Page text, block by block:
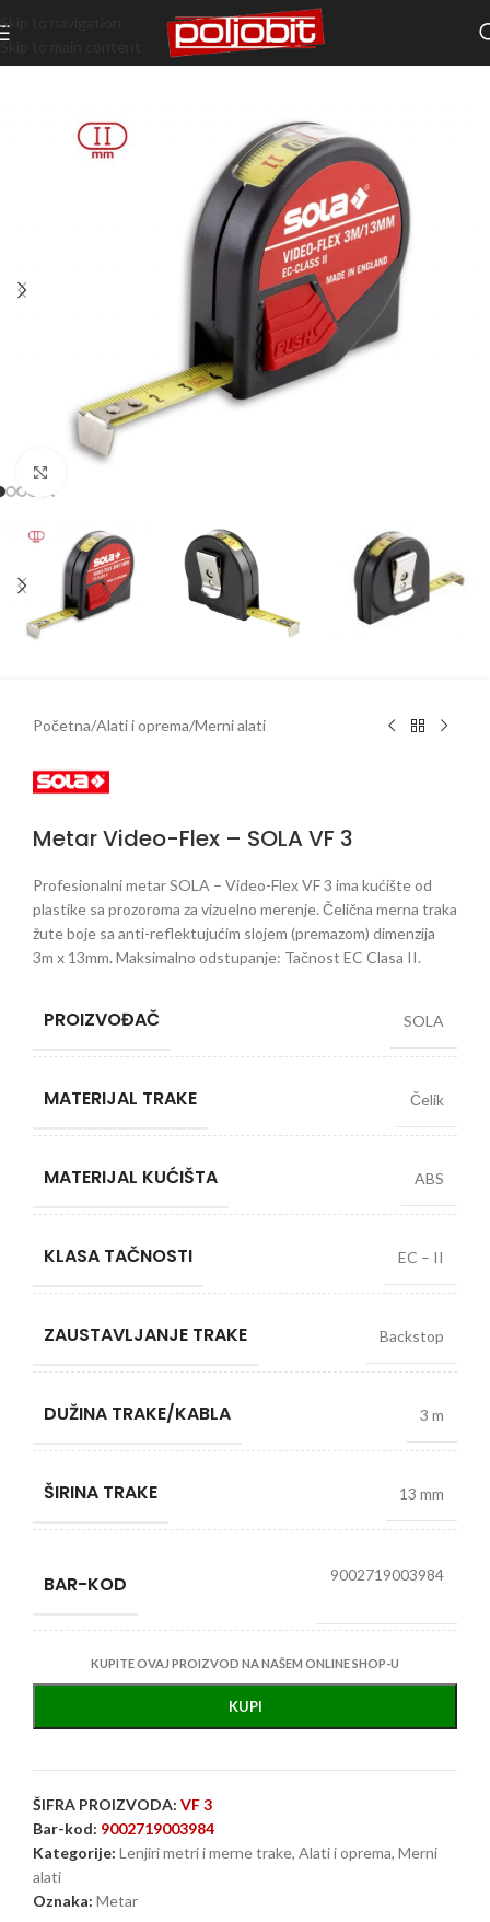
Skip to navigation
Skip to main content
Početna/Alati i oprema/Merni alati
Metar Video-Flex – SOLA VF 3
Profesionalni metar SOLA – Video-Flex VF 3 ima kućište od
plastike sa prozoroma za vizuelno merenje. Čelična merna traka
žute boje sa anti-reflektujućim slojem (premazom) dimenzija
3m x 13mm. Maksimalno odstupanje: Tačnost EC Clasa II.
PROIZVOĐAČ SOLA
MATERIJAL TRAKE Čelik
MATERIJAL KUĆIŠTA ABS
KLASA TAČNOSTI EC – II
ZAUSTAVLJANJE TRAKE Backstop
DUŽINA TRAKE/KABLA 3 m
ŠIRINA TRAKE 13 mm
BAR-KOD 9002719003984
KUPITE OVAJ PROIZVOD NA NAŠEM ONLINE SHOP-U
KUPI
ŠIFRA PROIZVODA: VF 3
Bar-kod: 9002719003984
Kategorije: Lenjiri metri i merne trake, Alati i oprema, Merni
alati
Oznaka: Metar